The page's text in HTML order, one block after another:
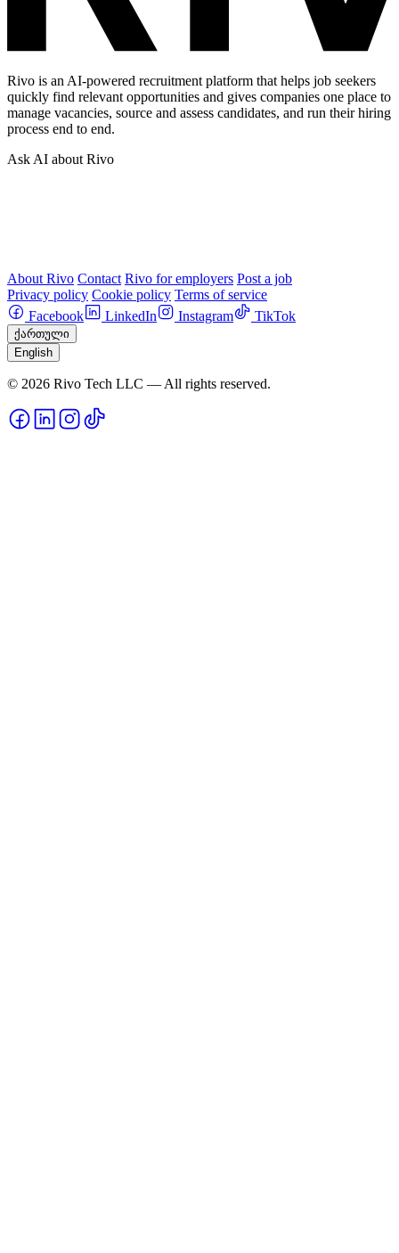
Rivo is an AI-powered recruitment platform that helps job seekers
quickly find relevant opportunities and gives companies one place to
manage vacancies, source and assess candidates, and run their hiring
process end to end.
Ask AI about Rivo
About Rivo Contact Rivo for employers Post a job
Privacy policy Cookie policy Terms of service
Facebook
LinkedIn Instagram TikTok
ქართული
English
© 2026 Rivo Tech LLC — All rights reserved.